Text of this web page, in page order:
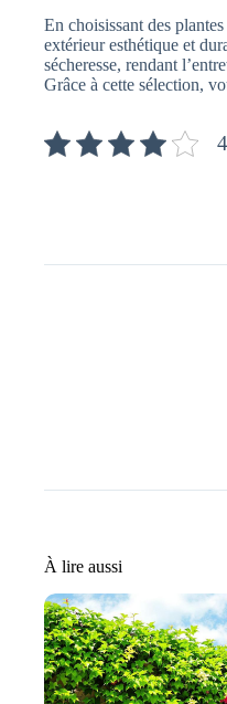
En choisissant des
extérieur esthétique et
sécheresse, rendant
Grâce à cette sélection,
À lire aussi